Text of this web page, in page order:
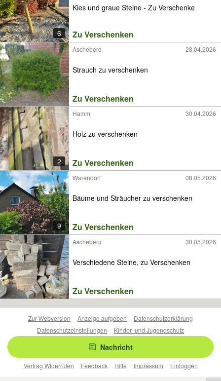
6
Kies und graue Steine - Zu Verschenke
Zu Verschenken
Ascheberg 28.04.2026
Strauch zu verschenken
Zu Verschenken
2
Hamm 30.04.2026
Holz zu verschenken
Zu Verschenken
9
Warendorf 08.05.2026
Bäume und Sträucher zu verschenken
Zu Verschenken
Ascheberg 30.05.2026
Verschiedene Steine, zu Verschenken
Zu Verschenken
Nachricht
Zur Webversion Anzeige aufgeben
Datenschutzerklärung
Datenschutzeinstellungen
Kinder- und Jugendschutz
Barrierefreiheitserklärung
Vertrag Widerrufen
Feedback Hilfe Impressum Einloggen